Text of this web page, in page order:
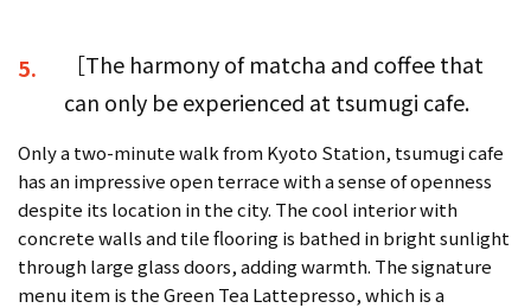
5.
［The harmony of matcha and coffee that
can only be experienced at tsumugi cafe.
Only a two-minute walk from Kyoto Station, tsumugi cafe
has an impressive open terrace with a sense of openness
despite its location in the city. The cool interior with
concrete walls and tile flooring is bathed in bright sunlight
through large glass doors, adding warmth. The signature
menu item is the Green Tea Lattepresso, which is a